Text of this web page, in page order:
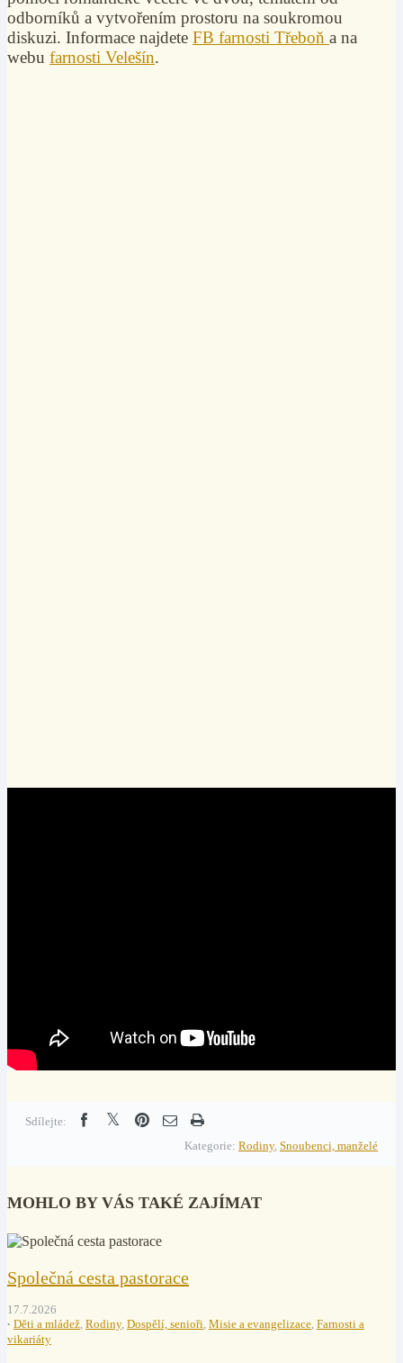
odborníků a vytvořením prostoru na soukromou
diskuzi. Informace najdete FB farnosti Třeboň a na
webu farnosti Velešín.
Sdílejte:
Kategorie: Rodiny, Snoubenci, manželé
MOHLO BY VÁS TAKÉ ZAJÍMAT
Společná cesta pastorace
17.7.2026
Děti a mládež, Rodiny, Dospělí, senioři, Misie a evangelizace, Farnosti a
vikariáty